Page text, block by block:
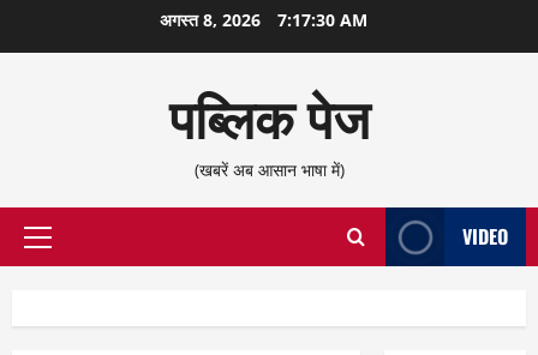
सामग्री
अगस्त 8, 2026 7:17:31 AM
पब्लिक पेज
(खबरें अब आसान भाषा में)
प्राथमिक
VIDEO